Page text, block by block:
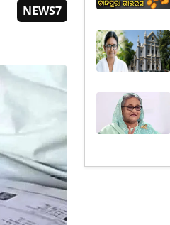
NEWS7